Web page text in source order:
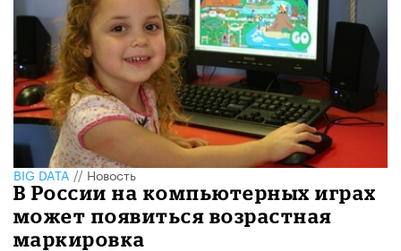
BIG DATA//Новость
В России на компьютерных играх
может появиться возрастная
маркировка